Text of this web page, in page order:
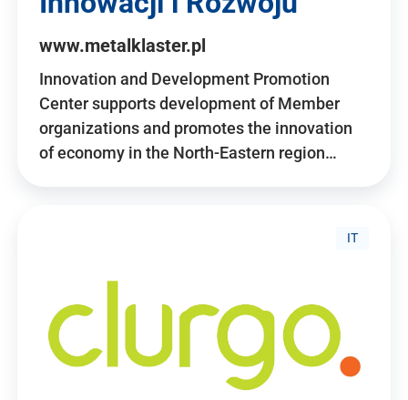
www.metalklaster.pl
Innovation and Development Promotion
Center supports development of Member
organizations and promotes the innovation
of economy in the North-Eastern region…
IT